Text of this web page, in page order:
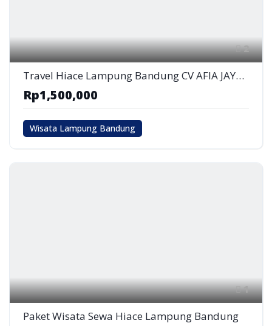
2
Travel Hiace Lampung Bandung CV AFIA JAYA ABADI
Rp1,500,000
Wisata Lampung Bandung
1
Paket Wisata Sewa Hiace Lampung Bandung